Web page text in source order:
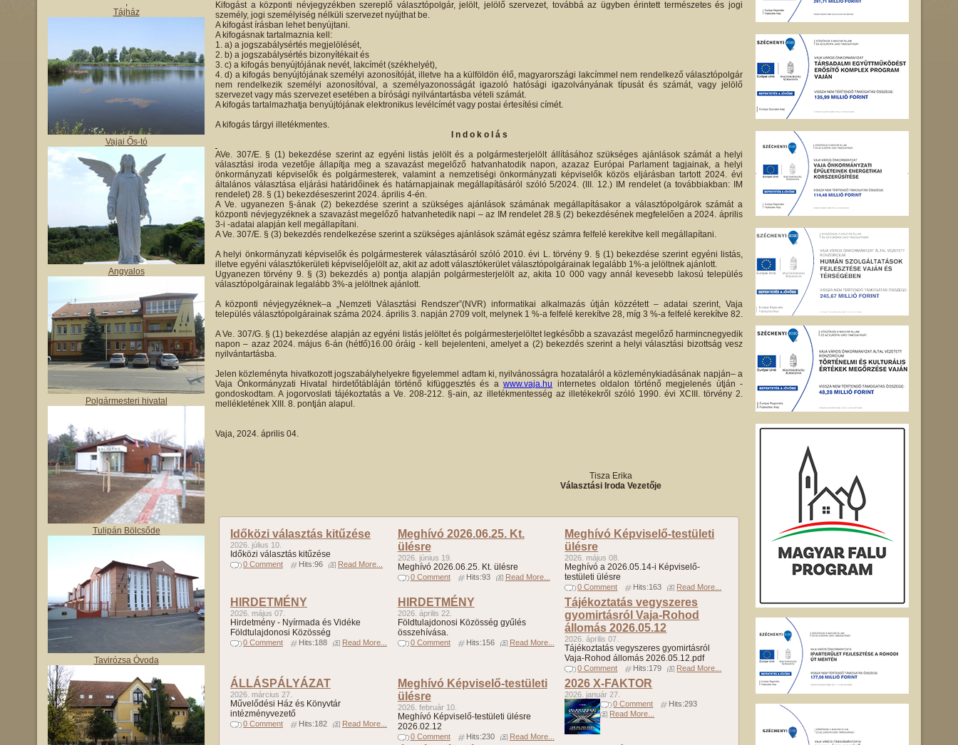
,
Tájház
Vajai Ős-tó
Angyalos
Polgármesteri hivatal
Tulipán Bölcsőde
Tavirózsa Óvoda
Kifogást a központi névjegyzékben szereplő választópolgár, jelölt, jelölő szervezet, továbbá az ügyben érintett természetes és jogi
személy, jogi személyiség nélküli szervezet nyújthat be.
A kifogást írásban lehet benyújtani.
A kifogásnak tartalmaznia kell:
a) a jogszabálysértés megjelölését,
b) a jogszabálysértés bizonyítékait és
c) a kifogás benyújtójának nevét, lakcímét (székhelyét),
d) a kifogás benyújtójának személyi azonosítóját, illetve ha a külföldön élő, magyarországi lakcímmel nem rendelkező választópolgár
nem rendelkezik személyi azonosítóval, a személyazonosságát igazoló hatósági igazolványának típusát és számát, vagy jelölő
szervezet vagy más szervezet esetében a bírósági nyilvántartásba vételi számát.
A kifogás tartalmazhatja benyújtójának elektronikus levélcímét vagy postai értesítési címét.
A kifogás tárgyi illetékmentes.
I n d o k o l á s
AVe. 307/E. § (1) bekezdése szerint az egyéni listás jelölt és a polgármesterjelölt állításához szükséges ajánlások számát a helyi
választási iroda vezetője állapítja meg a szavazást megelőző hatvanhatodik napon, azazaz Európai Parlament tagjainak, a helyi
önkormányzati képviselők és polgármesterek, valamint a nemzetiségi önkormányzati képviselők közös eljárásban tartott 2024. évi
általános választása eljárási határidőinek és határnapjainak megállapításáról szóló 5/2024. (III. 12.) IM rendelet (a továbbiakban: IM
rendelet) 28. § (1) bekezdéseszerint 2024. április 4-én.
A Ve. ugyanezen §-ának (2) bekezdése szerint a szükséges ajánlások számának megállapításakor a választópolgárok számát a
központi névjegyzéknek a szavazást megelőző hatvanhetedik napi – az IM rendelet 28.§ (2) bekezdésének megfelelően a 2024. április
3-i -adatai alapján kell megállapítani.
A Ve. 307/E. § (3) bekezdés rendelkezése szerint a szükséges ajánlások számát egész számra felfelé kerekítve kell megállapítani.
A helyi önkormányzati képviselők és polgármesterek választásáról szóló 2010. évi L. törvény 9. § (1) bekezdése szerint egyéni listás,
illetve egyéni választókerületi képviselőjelölt az, akit az adott választókerület választópolgárainak legalább 1%-a jelöltnek ajánlott.
Ugyanezen törvény 9. § (3) bekezdés a) pontja alapján polgármesterjelölt az, akita 10 000 vagy annál kevesebb lakosú település
választópolgárainak legalább 3%-a jelöltnek ajánlott.
A központi névjegyzéknek–a „Nemzeti Választási Rendszer”(NVR) informatikai alkalmazás útján közzétett – adatai szerint, Vaja
település választópolgárainak száma 2024. április 3. napján 2709 volt, melynek 1 %-a felfelé kerekítve 28, míg 3 %-a felfelé kerekítve 82.
A Ve. 307/G. § (1) bekezdése alapján az egyéni listás jelöltet és polgármesterjelöltet legkésőbb a szavazást megelőző harmincnegyedik
napon – azaz 2024. május 6-án (hétfő)16.00 óráig - kell bejelenteni, amelyet a (2) bekezdés szerint a helyi választási bizottság vesz
nyilvántartásba.
Jelen közleményta hivatkozott jogszabályhelyekre figyelemmel adtam ki, nyilvánosságra hozataláról a közleménykiadásának napján– a
Vaja Önkormányzati Hivatal hirdetőtábláján történő kifüggesztés és a www.vaja.hu internetes oldalon történő megjelenés útján -
gondoskodtam. A jogorvoslati tájékoztatás a Ve. 208-212. §-ain, az illetékmentesség az illetékekről szóló 1990. évi XCIII. törvény 2.
mellékletének XIII. 8. pontján alapul.
Vaja, 2024. április 04.
Tisza Erika
Választási Iroda Vezetője
Időközi választás kitűzése
2026. július 10.
Időközi választás kitűzése
0 Comment Hits:96 Read More...
Meghívó 2026.06.25. Kt.
ülésre
2026. június 19.
Meghívó 2026.06.25. Kt. ülésre
0 Comment Hits:93 Read More...
Meghívó Képviselő-testületi
ülésre
2026. május 08.
Meghívó a 2026.05.14-i Képviselő-
testületi ülésre
0 Comment Hits:163 Read More...
HIRDETMÉNY
2026. május 07.
Hirdetmény - Nyírmada és Vidéke
Földtulajdonosi Közösség
0 Comment Hits:188 Read More...
HIRDETMÉNY
2026. április 22.
Földtulajdonosi Közösség gyűlés
összehívása.
0 Comment Hits:156 Read More...
Tájékoztatás vegyszeres
gyomirtásról Vaja-Rohod
állomás 2026.05.12
2026. április 07.
Tájékoztatás vegyszeres gyomirtásról
Vaja-Rohod állomás 2026.05.12.pdf
0 Comment Hits:179 Read More...
ÁLLÁSPÁLYÁZAT
2026. március 27.
Művelődési Ház és Könyvtár
intézményvezető
0 Comment Hits:182 Read More...
Meghívó Képviselő-testületi
ülésre
2026. február 10.
Meghívó Képviselő-testületi ülésre
2026.02.12
0 Comment Hits:230 Read More...
2026 X-FAKTOR
2026. január 27.
0 Comment
Hits:293
Read More...